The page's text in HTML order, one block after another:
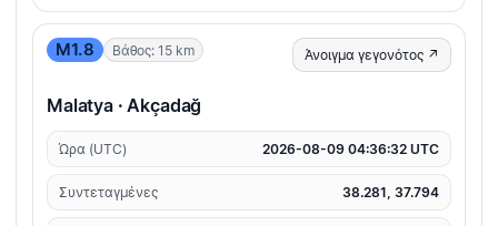
M1.8 Βάθος: 15 km Άνοιγμα γεγονότος ↗
Malatya · Akçadağ
Ώρα (UTC) 2026-08-09 04:36:32 UTC
Συντεταγμένες 38.281, 37.794